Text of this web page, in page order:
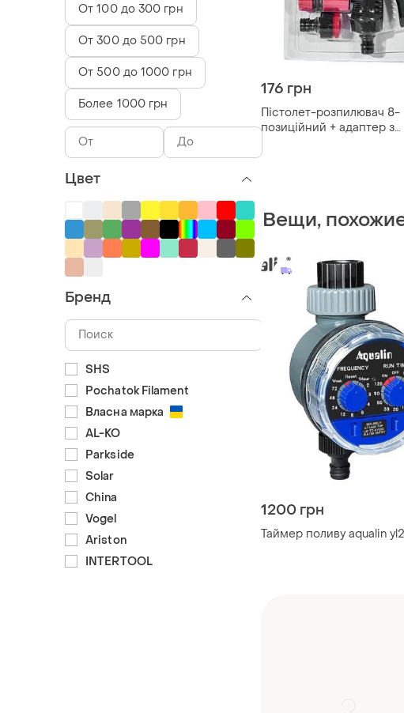
176 грн
Пістолет-розпилювач 8-
позиційний + адаптер з
Вещи,
1200 грн
Таймер поливу aqualin
От 100 до 300 грн
От 300 до 500 грн
От 500 до 1000 грн
Более 1000 грн
Цвет
Бренд
SHS
Pochatok Filament
Власна марка
AL-KO
Parkside
Solar
China
Vogel
Ariston
INTERTOOL